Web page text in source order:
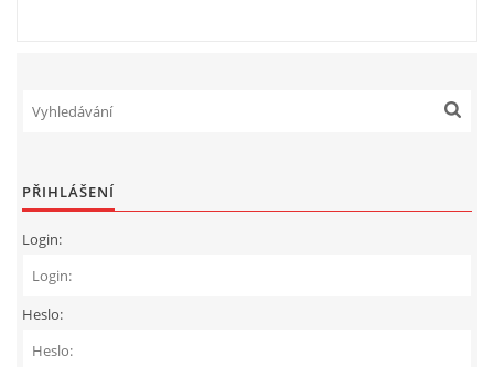
PŘIHLÁŠENÍ
Login:
Heslo: